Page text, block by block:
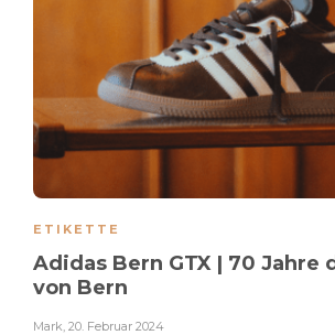
ETIKETTE
Adidas Bern GTX | 70 Jahre
von Bern
Mark, 20. Februar 2024